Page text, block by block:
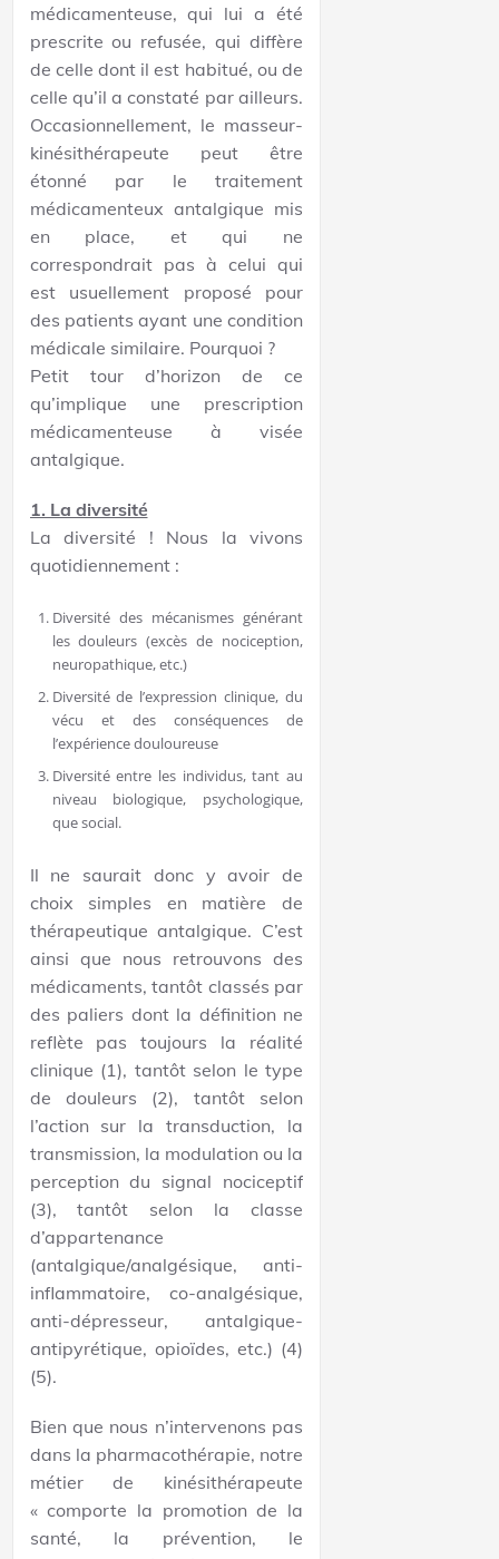
médicamenteuse, qui lui a été
prescrite ou refusée, qui diffère
de celle dont il est habitué, ou de
celle qu’il a constaté par ailleurs.
Occasionnellement, le masseur-
kinésithérapeute peut être
étonné par le traitement
médicamenteux antalgique mis
en place, et qui ne
correspondrait pas à celui qui
est usuellement proposé pour
des patients ayant une condition
médicale similaire. Pourquoi ?
Petit tour d’horizon de ce
qu’implique une prescription
médicamenteuse à visée
antalgique.
1. La diversité
La diversité ! Nous la vivons
quotidiennement :
Diversité des mécanismes générant
les douleurs (excès de nociception,
neuropathique, etc.)
Diversité de l’expression clinique, du
vécu et des conséquences de
l’expérience douloureuse
Diversité entre les individus, tant au
niveau biologique, psychologique,
que social.
Il ne saurait donc y avoir de
choix simples en matière de
thérapeutique antalgique. C’est
ainsi que nous retrouvons des
médicaments, tantôt classés par
des paliers dont la définition ne
reflète pas toujours la réalité
clinique (1), tantôt selon le type
de douleurs (2), tantôt selon
l’action sur la transduction, la
transmission, la modulation ou la
perception du signal nociceptif
(3), tantôt selon la classe
d’appartenance
(antalgique/analgésique, anti-
inflammatoire, co-analgésique,
anti-dépresseur, antalgique-
antipyrétique, opioïdes, etc.) (4)
(5).
Bien que nous n’intervenons pas
dans la pharmacothérapie, notre
métier de kinésithérapeute
« comporte la promotion de la
santé, la prévention, le